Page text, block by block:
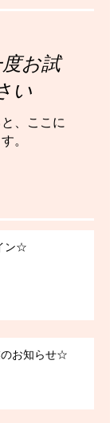
お試
い
、ここに
。
ン☆
お知らせ☆